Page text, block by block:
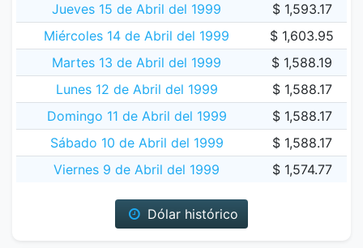
Jueves 15 de Abril del 1999
$ 1,593.17
Miércoles 14 de Abril del 1999
$ 1,603.95
Martes 13 de Abril del 1999
$ 1,588.19
Lunes 12 de Abril del 1999
$ 1,588.17
Domingo 11 de Abril del 1999
$ 1,588.17
Sábado 10 de Abril del 1999
$ 1,588.17
Viernes 9 de Abril del 1999
$ 1,574.77
Dólar histórico